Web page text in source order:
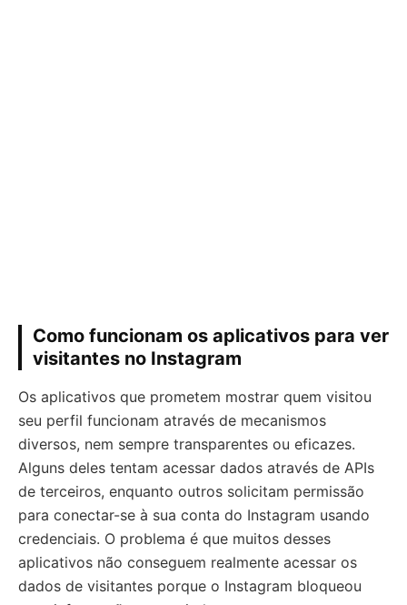
Como funcionam os aplicativos para ver
visitantes no Instagram
Os aplicativos que prometem mostrar quem visitou
seu perfil funcionam através de mecanismos
diversos, nem sempre transparentes ou eficazes.
Alguns deles tentam acessar dados através de APIs
de terceiros, enquanto outros solicitam permissão
para conectar-se à sua conta do Instagram usando
credenciais. O problema é que muitos desses
aplicativos não conseguem realmente acessar os
dados de visitantes porque o Instagram bloqueou